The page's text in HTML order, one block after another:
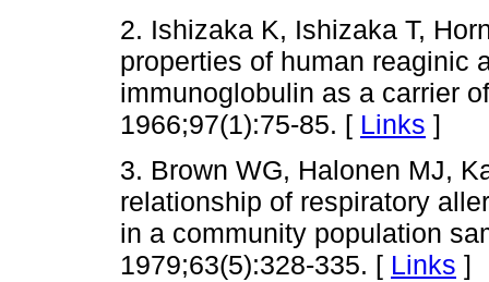
2. Ishizaka K, Ishizaka T,
properties of human reaginic
immunoglobulin as a carrier
1966;97(1):75-85. [ Links ]
3. Brown WG, Halonen MJ,
relationship of respiratory
in a community population
1979;63(5):328-335. [ Links ]